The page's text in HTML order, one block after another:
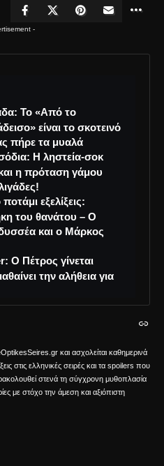
-
Το «Από το
είναι το σκοτεινό
πήρε τα μυαλά
Η ληστεία-σοκ
η πρόταση γάμου
εξελίξεις:
του θανάτου – Ο
και ο Μάρκος
Ο Πέτρος γίνεται
την αλήθεια για
και ασχολείται καθημερινά
στις ελληνικές σειρές και τα spoilers που
στενά τη σύγχρονη μυθοπλασία
με στόχο την άμεση και αξιόπιστη